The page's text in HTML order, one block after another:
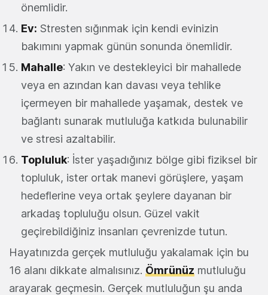
önemlidir.
Ev: Stresten sığınmak için kendi evinizin
bakımını yapmak günün sonunda önemlidir.
Mahalle: Yakın ve destekleyici bir mahallede
veya en azından kan davası veya tehlike
içermeyen bir mahallede yaşamak, destek ve
bağlantı sunarak mutluluğa katkıda bulunabilir
ve stresi azaltabilir.
Topluluk: İster yaşadığınız bölge gibi fiziksel bir
topluluk, ister ortak manevi görüşlere, yaşam
hedeflerine veya ortak şeylere dayanan bir
arkadaş topluluğu olsun. Güzel vakit
geçirebildiğiniz insanları çevrenizde tutun.
Hayatınızda gerçek mutluluğu yakalamak için bu
16 alanı dikkate almalısınız. Ömrünüz mutluluğu
arayarak geçmesin. Gerçek mutluluğun şu anda